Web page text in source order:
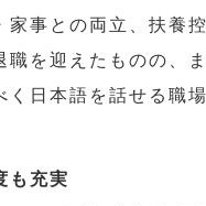
家事との両立、扶養
職を迎えたものの、
く日本語を話せる職
も充実